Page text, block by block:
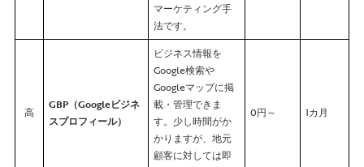
マーケティング手
法です。
高
GBP（Googleビジネ
スプロフィール）
ビジネス情報を
Google検索や
Googleマップに掲
載・管理できま
す。少し時間がか
かりますが、地元
顧客に対しては即
0円～ 1カ月